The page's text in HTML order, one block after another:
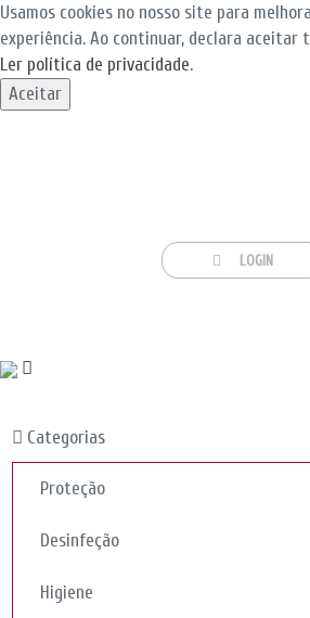
Usamos cookies no nosso site para
experiência. Ao continuar, declara aceitar
Ler política de privacidade.
Aceitar
LOGIN
Categorias
Proteção
Desinfeção
Higiene